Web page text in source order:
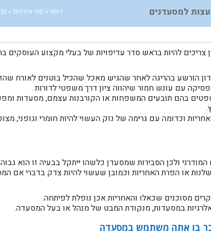
ראשי » סוגי אלרגיות »
צריכים להיות בראש סדר עדיפויות של בעלי מקצוע העוסקים
בלונדון הורשע בהריגה לאחר שהגיש מאכל שהכיל בוטנים לאורח
עם עונש חמור שיהווה ציון דרך משפטי לדורות .
בהם תובעים המשפחות או הקורבנות עצמם, מסעדות
וכדומה עם גרימה של נזק העשוי להיות חומרי וגופני,
ולכן הסבירות שמסעדן כלשהו ייתקל בבעיה זו הוא
או הפרת האחריות וכמובן שעשוי להיות צדק בדברי אם
מסוכנים שכאלו והאחריות אכן נופלת לפיתחה.